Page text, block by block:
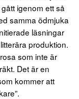
igenom ett så
samma ödmjuka
läsningar
produktion.
som inte är
Det är en
kommer att